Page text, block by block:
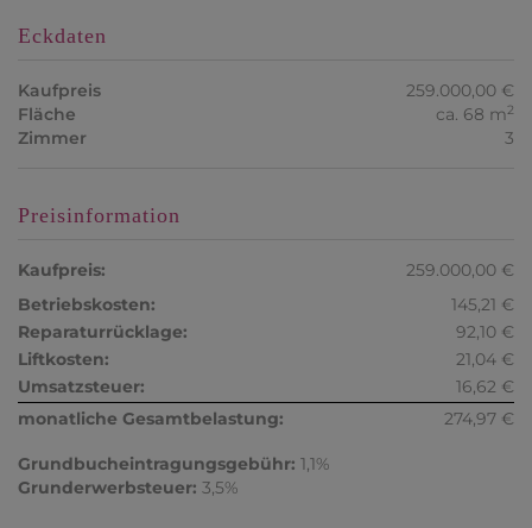
Eckdaten
Kaufpreis
259.000,00 €
Fläche
ca. 68 m2
Zimmer 3
Preisinformation
Kaufpreis:
259.000,00 €
Betriebskosten:
145,21 €
Reparaturrücklage:
92,10 €
Liftkosten:
21,04 €
Umsatzsteuer:
16,62 €
monatliche Gesamtbelastung:
274,97 €
Grundbucheintragungsgebühr: 1,1%
Grunderwerbsteuer: 3,5%